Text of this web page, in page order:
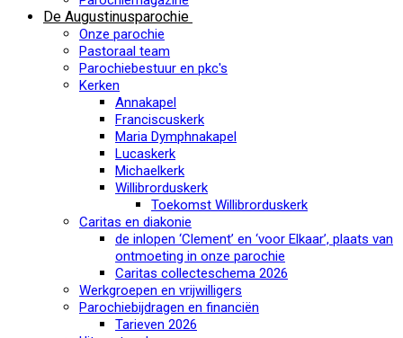
De Augustinusparochie
Onze parochie
Pastoraal team
Parochiebestuur en pkc's
Kerken
Annakapel
Franciscuskerk
Maria Dymphnakapel
Lucaskerk
Michaelkerk
Willibrorduskerk
Toekomst Willibrorduskerk
Caritas en diakonie
de inlopen ‘Clement’ en ‘voor Elkaar’, plaats van
ontmoeting in onze parochie
Caritas collecteschema 2026
Werkgroepen en vrijwilligers
Parochiebijdragen en financiën
Tarieven 2026